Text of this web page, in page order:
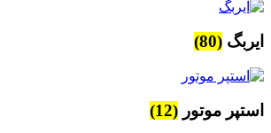
ایربگ (80)
استپر موتور (12)